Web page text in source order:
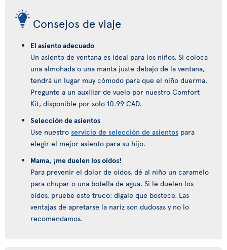
Consejos de viaje
El asiento adecuado
Un asiento de ventana es ideal para los niños. Si coloca
una almohada o una manta juste debajo de la ventana,
tendrá un lugar muy cómodo para que el niño duerma.
Pregunte a un auxiliar de vuelo por nuestro Comfort
Kit, disponible por solo 10.99 CAD.
Selección de asientos
Use nuestro servicio de selección de asientos para
elegir el mejor asiento para su hijo.
Mama, ¡me duelen los oídos!
Para prevenir el dolor de oídos, dé al niño un caramelo
para chupar o una botella de agua. Si le duelen los
oídos, pruebe este truco: dígale que bostece. Las
ventajas de apretarse la nariz son dudosas y no lo
recomendamos.